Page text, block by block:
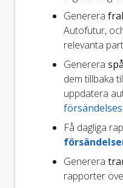
Generera
Autofutur,
relevanta
Generera
dem tillbaka
uppdatera
Få dagliga
Generera
rapporter